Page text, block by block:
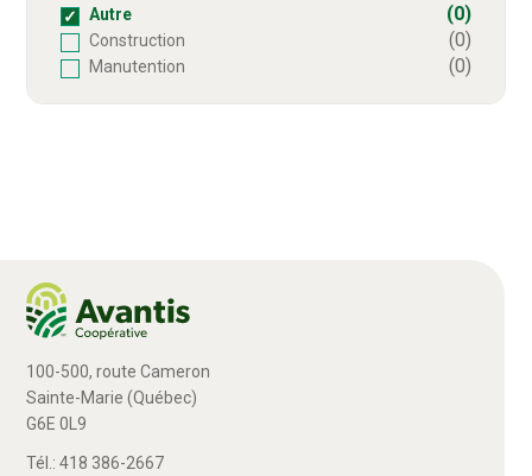
Autre (0)
Construction (0)
Manutention (0)
100-500, route Cameron
Sainte-Marie (Québec)
G6E 0L9
Tél.: 418 386-2667